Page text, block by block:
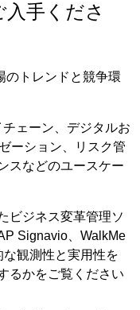
手くださ
のトレンドと競争環
ェーン、デジタルお
ーション、リスク管
スなどのユースケー
ビジネス変革管理ソ
Signavio、WalkMe
観測性と実用性を
るかをご覧ください